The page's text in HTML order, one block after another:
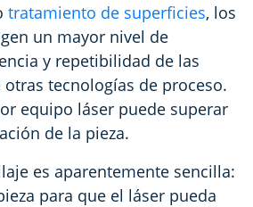
tratamiento de superficies, los
un mayor nivel de
y repetibilidad de las
tecnologías de proceso.
equipo láser puede superar
de la pieza.
es aparentemente sencilla:
para que el láser pueda